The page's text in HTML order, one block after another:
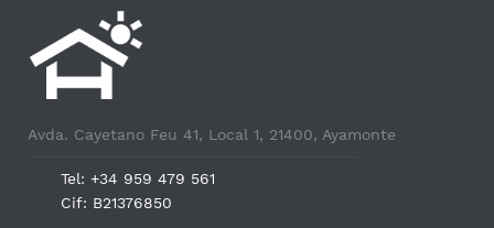
Avda. Cayetano Feu 41, Local 1, 21400, Ayamonte
Tel: +34 959 479 561
Cif: B21376850